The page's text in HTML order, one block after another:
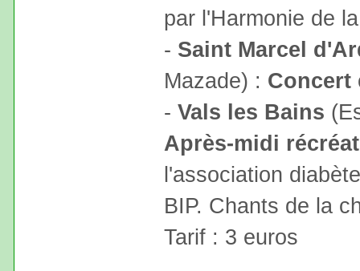
par l'Harmonie de
- Saint Marcel
Mazade) : Concert
- Vals les Bains
Après-midi
l'association
BIP. Chants de la
Tarif : 3 euros